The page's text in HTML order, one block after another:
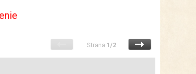
Strana 1/2